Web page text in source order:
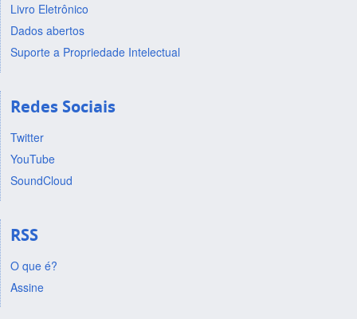
Livro Eletrônico
Dados abertos
Suporte a Propriedade Intelectual
Redes Sociais
Twitter
YouTube
SoundCloud
RSS
O que é?
Assine